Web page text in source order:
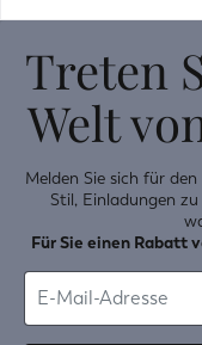
Treten
Welt
Melden Sie sich für
Stil, Einladungen
Für Sie einen Rabatt